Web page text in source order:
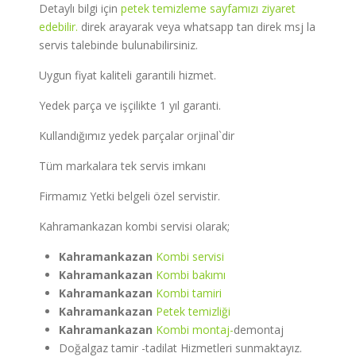
Detaylı bilgi için petek temizleme sayfamızı ziyaret
edebilir. direk arayarak veya whatsapp tan direk msj la
servis talebinde bulunabilirsiniz.
Uygun fiyat kaliteli garantili hizmet.
Yedek parça ve işçilikte 1 yıl garanti.
Kullandığımız yedek parçalar orjinal`dir
Tüm markalara tek servis imkanı
Firmamız Yetki belgeli özel servistir.
Kahramankazan kombi servisi olarak;
Kahramankazan Kombi servisi
Kahramankazan Kombi bakımı
Kahramankazan Kombi tamiri
Kahramankazan Petek temizliği
Kahramankazan Kombi montaj-demontaj
Doğalgaz tamir -tadilat Hizmetleri sunmaktayız.